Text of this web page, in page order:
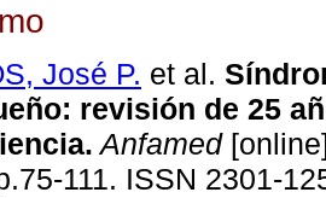
José P. et al.
revisión de 25
Anfamed
111. ISSN 2301-